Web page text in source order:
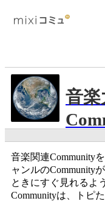
音
音楽関連Community
ャンルのCommunity
ときにすぐ見れるよ
Communityは、トピ